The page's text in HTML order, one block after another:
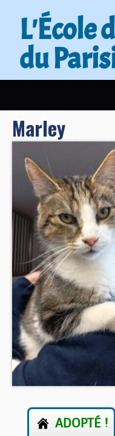
L'École
du
L’ÉCOLE DU CHAT
ACTUALITÉS
ADOPTER
NOUS AIDER
CONTACT
BOUTIQUE
FORUM
Marley
ADOPTÉ !